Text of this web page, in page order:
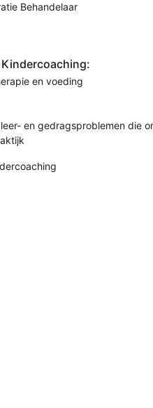
Behandelaar
en voeding
en gedragsproblemen die